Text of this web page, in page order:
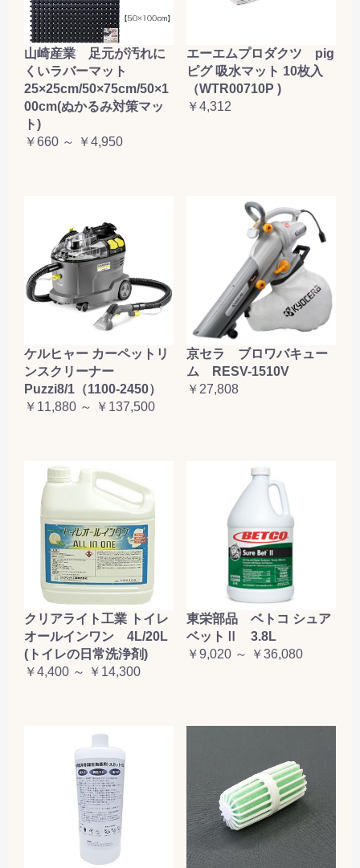
山崎産業 足元が汚れに
くいラバーマット
25×25cm/50×75cm/50×1
00cm(ぬかるみ対策マッ
ト)
￥660 ～ ￥4,950
エーエムプロダクツ pig
ピグ 吸水マット 10枚入
（WTR00710P )
￥4,312
ケルヒャー カーペットリ
ンスクリーナー
Puzzi8/1（1100-2450）
￥11,880 ～ ￥137,500
京セラ ブロワバキュー
ム RESV-1510V
￥27,808
クリアライト工業 トイレ
オールインワン 4L/20L
(トイレの日常洗浄剤)
￥4,400 ～ ￥14,300
東栄部品 ベトコ シュア
ベットⅡ 3.8L
￥9,020 ～ ￥36,080